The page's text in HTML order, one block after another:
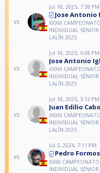
vs
Jul 18, 2025, 7:38 PM
Jose Antonio
XXXIII
INDIVIDUAL
LALÍN 2025
vs
Jul 18, 2025, 6:08 PM
Jose Antonio
XXXIII
INDIVIDUAL
LALÍN 2025
vs
Jul 18, 2025, 5:12 PM
Juan Edilio
XXXIII
INDIVIDUAL
LALÍN 2025
vs
Jul 5, 2024, 7:11 PM
Pedro
XXXII
INDIVIDUAL